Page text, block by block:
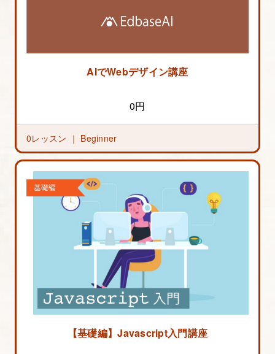
AIでWebデザイン講座
0円
0レッスン ｜ Beginner
【基礎編】Javascript入門講座